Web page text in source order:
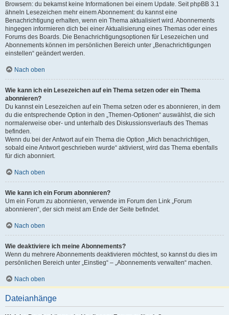
Browsern: du bekamst keine Informationen bei einem Update. Seit phpBB 3.1
ähneln Lesezeichen mehr einem Abonnement: du kannst eine
Benachrichtigung erhalten, wenn ein Thema aktualisiert wird. Abonnements
hingegen informieren dich bei einer Aktualisierung eines Themas oder eines
Forums des Boards. Die Benachrichtigungsoptionen für Lesezeichen und
Abonnements können im persönlichen Bereich unter „Benachrichtigungen
einstellen“ geändert werden.
Nach oben
Wie kann ich ein Lesezeichen auf ein Thema setzen oder ein Thema
abonnieren?
Du kannst ein Lesezeichen auf ein Thema setzen oder es abonnieren, in dem
du die entsprechende Option in den „Themen-Optionen“ auswählst, die sich
normalerweise ober- und unterhalb des Diskussionsverlaufs des Themas
befinden.
Wenn du bei der Antwort auf ein Thema die Option „Mich benachrichtigen,
sobald eine Antwort geschrieben wurde“ aktivierst, wird das Thema ebenfalls
für dich abonniert.
Nach oben
Wie kann ich ein Forum abonnieren?
Um ein Forum zu abonnieren, verwende im Forum den Link „Forum
abonnieren“, der sich meist am Ende der Seite befindet.
Nach oben
Wie deaktiviere ich meine Abonnements?
Wenn du mehrere Abonnements deaktivieren möchtest, so kannst du dies im
persönlichen Bereich unter „Einstieg“ – „Abonnements verwalten“ machen.
Nach oben
Dateianhänge